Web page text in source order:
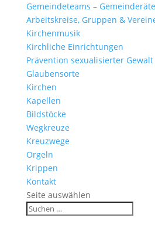
Gemein­de­teams – Gemeinderäte
Arbeits­kreise, Gruppen &
Kirchen­musik
Kirch­liche Einrichtungen
Präven­tion sexua­li­sierter Gewalt
Glau­ben­s­orte
Kirchen
Kapellen
Bild­stöcke
Wegkreuze
Kreuz­wege
Orgeln
Krippen
Kontakt
Seite auswählen